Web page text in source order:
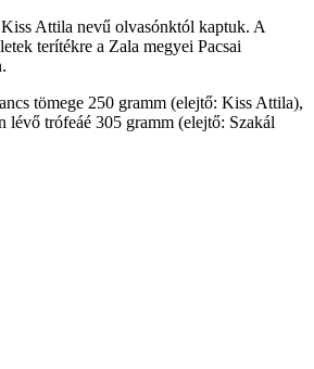
Attila nevű olvasónktól kaptuk. A
terítékre a Zala megyei Pacsai
tömege 250 gramm (elejtő: Kiss Attila),
lévő trófeáé 305 gramm (elejtő: Szakál